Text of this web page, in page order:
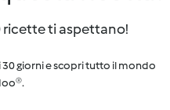
ricette ti aspettano!
giorni e scopri tutto il mondo